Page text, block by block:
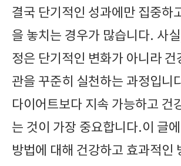
결국 단기적인 성과에만 집중하
을 놓치는 경우가 많습니다. 사
정은 단기적인 변화가 아니라 건
관을 꾸준히 실천하는 과정입니
다이어트보다 지속 가능하고 건
는 것이 가장 중요합니다.이 글
방법에 대해 건강하고 효과적인